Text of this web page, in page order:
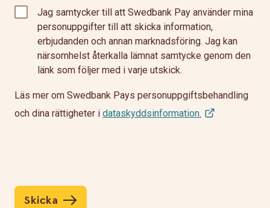
Jag samtycker till att Swedbank Pay använder mina
personuppgifter till att skicka information,
erbjudanden och annan marknadsföring. Jag kan
närsomhelst återkalla lämnat samtycke genom den
länk som följer med i varje utskick.
Läs mer om Swedbank Pays personuppgiftsbehandling
och dina rättigheter i dataskyddsinformation.
Skicka